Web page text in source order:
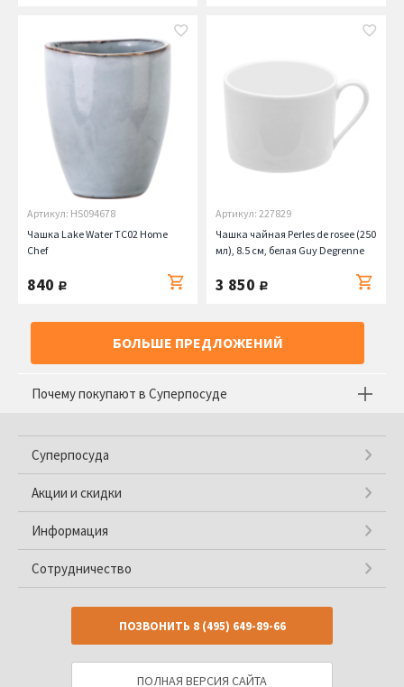
Артикул: HS094678
Чашка Lake Water TC02 Home
Chef
840 руб.
Артикул: 227829
Чашка чайная Perles de rosee (250
мл), 8.5 см, белая Guy Degrenne
3 850 руб.
БОЛЬШЕ ПРЕДЛОЖЕНИЙ
Почему покупают в Суперпосуде
Суперпосуда
Акции и скидки
Информация
Сотрудничество
ПОЗВОНИТЬ 8 (495) 649-89-66
ПОЛНАЯ ВЕРСИЯ САЙТА